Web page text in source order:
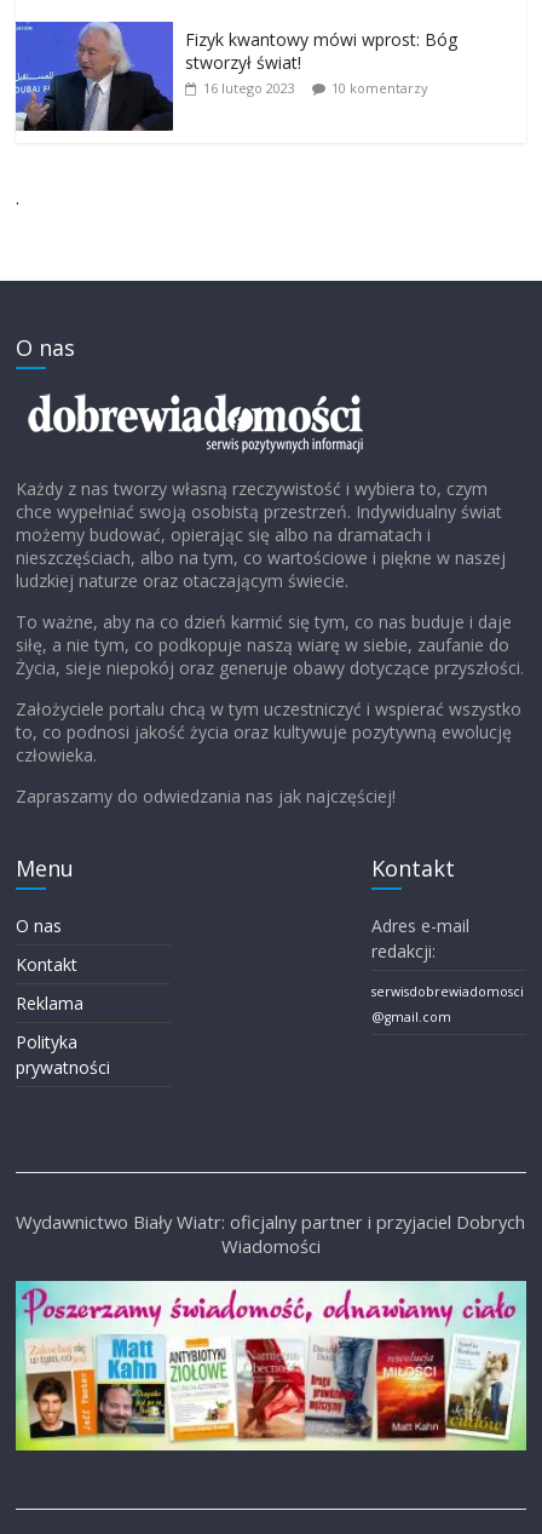
Fizyk kwantowy mówi wprost: Bóg
stworzył świat!
16 lutego 2023 10 komentarzy
.
O nas
Każdy z nas tworzy własną rzeczywistość i wybiera to, czym
chce wypełniać swoją osobistą przestrzeń. Indywidualny świat
możemy budować, opierając się albo na dramatach i
nieszczęściach, albo na tym, co wartościowe i piękne w naszej
ludzkiej naturze oraz otaczającym świecie.
To ważne, aby na co dzień karmić się tym, co nas buduje i daje
siłę, a nie tym, co podkopuje naszą wiarę w siebie, zaufanie do
Życia, sieje niepokój oraz generuje obawy dotyczące przyszłości.
Założyciele portalu chcą w tym uczestniczyć i wspierać wszystko
to, co podnosi jakość życia oraz kultywuje pozytywną ewolucję
człowieka.
Zapraszamy do odwiedzania nas jak najczęściej!
Menu
O nas
Kontakt
Reklama
Polityka
prywatności
Kontakt
Adres e-mail
redakcji:
serwisdobrewiadomosci
@gmail.com
Wydawnictwo Biały Wiatr: oficjalny partner i przyjaciel Dobrych
Wiadomości